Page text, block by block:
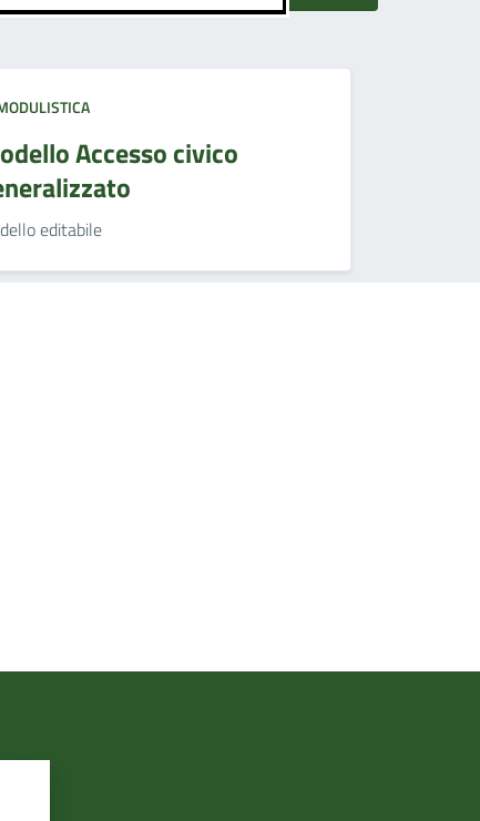
Accesso civico
editabile